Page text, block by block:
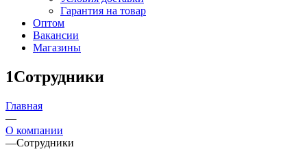
Гарантия на товар
Оптом
Вакансии
Магазины
1Сотрудники
Главная
—
О компании
—Сотрудники